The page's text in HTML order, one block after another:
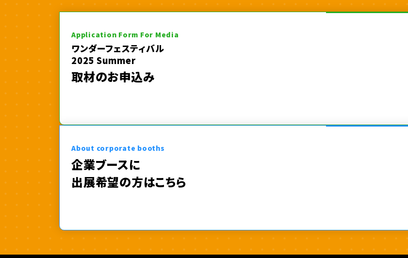
Application Form For Media
ワンダーフェスティバル
2025 Summer
取材のお申込み
About corporate booths
企業ブースに
出展希望の方はこちら